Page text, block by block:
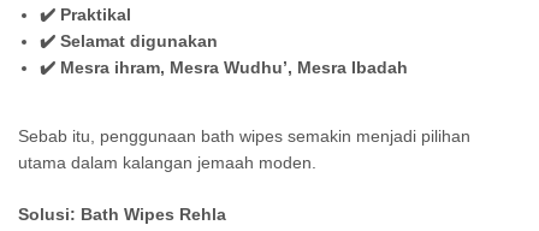
✔️ Praktikal
✔️ Selamat digunakan
✔️ Mesra ihram, Mesra Wudhu’, Mesra Ibadah
Sebab itu, penggunaan bath wipes semakin menjadi pilihan
utama dalam kalangan jemaah moden.
Solusi: Bath Wipes Rehla